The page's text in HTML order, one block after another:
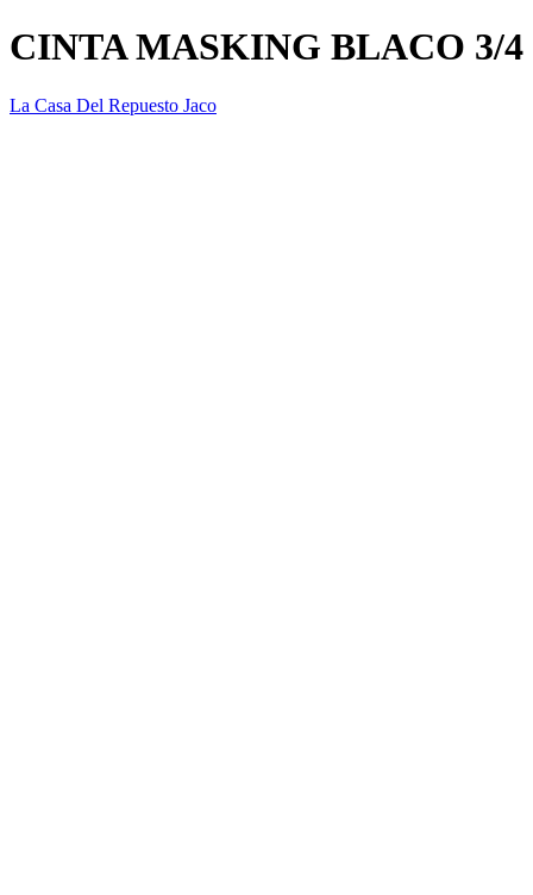
CINTA MASKING BLACO 3/4
La Casa Del Repuesto Jaco